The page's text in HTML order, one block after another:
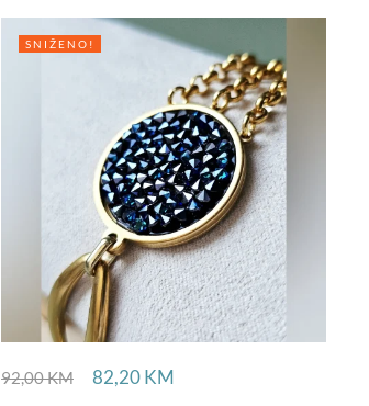
SNIŽENO!
92,00KM 82,20KM